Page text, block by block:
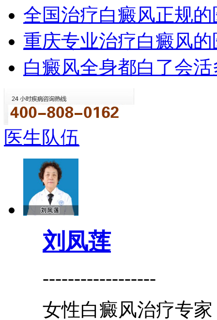
全国治疗白癜风正规
重庆专业治疗白癜风的
白癜风全身都白了会
医生队伍
刘凤莲
------------------
女性白癜风治疗专家